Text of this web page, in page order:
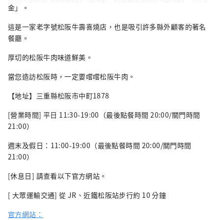
金」。
這是一家老字號松阪牛壽喜燒店，也是吸引許多縣外顧客的著名
餐廳。
厚切的松阪牛肉味道鮮美。
當您造訪松阪時，一定要嚐嚐松阪牛肉。
【地址】三重縣松阪市中町1878
[營業時間] 平日 11:30-19:00（最後點餐時間 20:00/關門時間
21:00）
週末及假日：11:00-19:00（最後點餐時間 20:00/關門時間
21:00）
[休息日] 請查看以下官方網站。
[ 大眾運輸交通] 從 JR、近鐵松阪站步行約 10 分鐘
官方網站：